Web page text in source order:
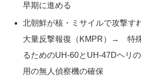
早期に進める
北朝鮮が核・ミサイルで攻撃す
大量反撃報復（KMPR）→ 特
るためのUH-60とUH-47Dヘリ
用の無人偵察機の確保